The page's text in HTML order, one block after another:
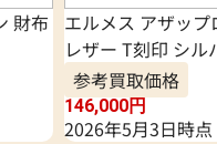
財布
エルメス アザッ
レザー T刻印 シル
参考買取価格
146,000円
2026年5月3日時点